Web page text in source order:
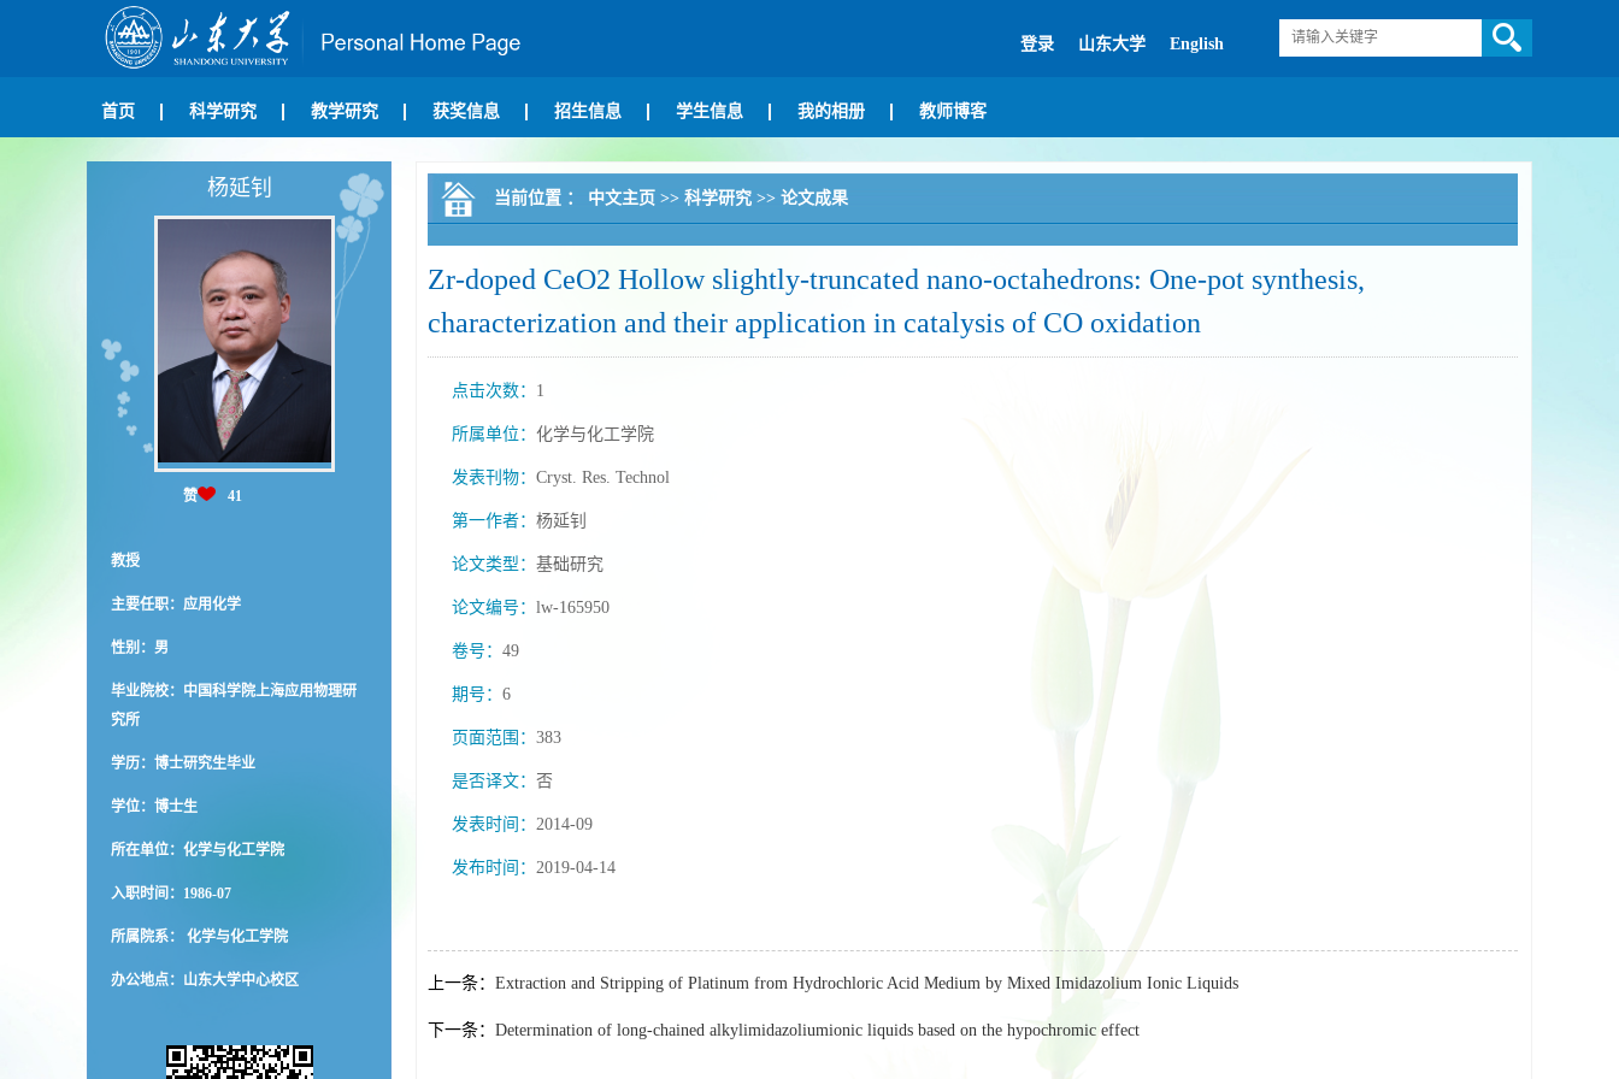
登录 山东大学 English
首页 科学研究 教学研究 获奖信息 招生信息 学生信息 我的相册 教师博客
杨延钊
赞 41
教授
主要任职：应用化学
性别：男
毕业院校：中国科学院上海应用物理研
究所
学历：博士研究生毕业
学位：博士生
所在单位：化学与化工学院
入职时间：1986-07
所属院系： 化学与化工学院
办公地点：山东大学中心校区
当前位置 ： 中文主页 >> 科学研究 >> 论文成果
Zr-doped CeO2 Hollow slightly-truncated nano-octahedrons: One-pot synthesis,
characterization and their application in catalysis of CO oxidation
点击次数： 1
所属单位： 化学与化工学院
发表刊物： Cryst. Res. Technol
第一作者： 杨延钊
论文类型： 基础研究
论文编号： lw-165950
卷号： 49
期号： 6
页面范围： 383
是否译文： 否
发表时间： 2014-09
发布时间： 2019-04-14
上一条： Extraction and Stripping of Platinum from Hydrochloric Acid Medium by Mixed Imidazolium Ionic Liquids
下一条： Determination of long-chained alkylimidazoliumionic liquids based on the hypochromic effect